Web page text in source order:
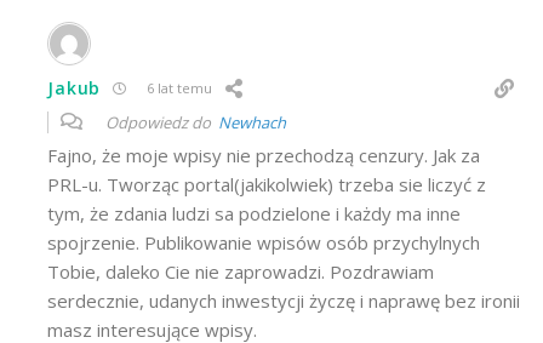
Jakub 6 lat temu
Odpowiedz do Newhach
Fajno, że moje wpisy nie przechodzą cenzury. Jak za
PRL-u. Tworząc portal(jakikolwiek) trzeba sie liczyć z
tym, że zdania ludzi sa podzielone i każdy ma inne
spojrzenie. Publikowanie wpisów osób przychylnych
Tobie, daleko Cie nie zaprowadzi. Pozdrawiam
serdecznie, udanych inwestycji życzę i naprawę bez ironii
masz interesujące wpisy.